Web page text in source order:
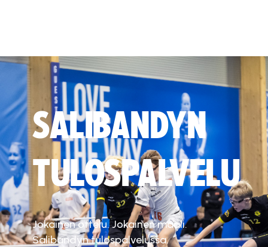
SALIBANDYN
TULOSPALVELU
Jokainen ottelu. Jokainen maali.
Salibandyn tulospalvelussa.